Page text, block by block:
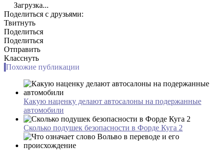
Загрузка...
Поделиться с друзьями:
Твитнуть
Поделиться
Поделиться
Отправить
Класснуть
Похожие публикации
Какую наценку делают автосалоны на подержанные
автомобили
Сколько подушек безопасности в Форде Куга 2